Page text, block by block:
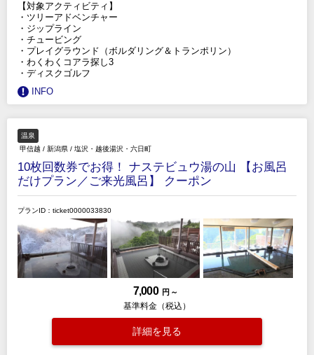
【対象アクティビティ】
・ツリーアドベンチャー
・ジップライン
・チュービング
・プレイグラウンド（ボルダリング＆トランポリン）
・わくわくコアラ探し3
・ディスクゴルフ
INFO
温泉
甲信越 / 新潟県 / 塩沢・越後湯沢・六日町
10枚回数券でお得！ ナステビュウ湯の山 【お風呂
だけプラン／ご来光風呂】 クーポン
プランID：ticket0000033830
7,000 円 ～
基準料金（税込）
詳細を見る